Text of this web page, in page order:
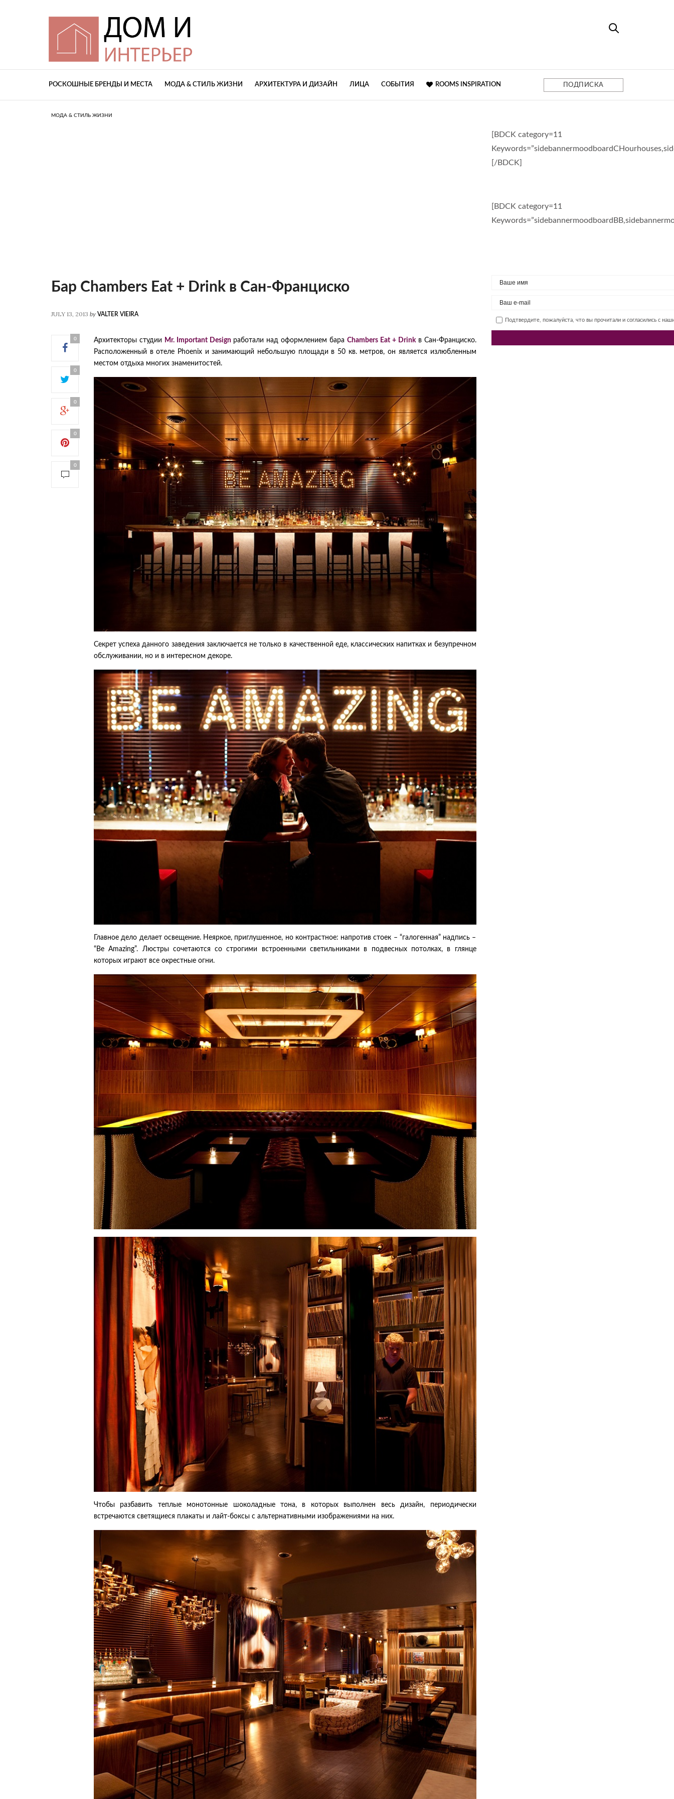
РОСКОШНЫЕ БРЕНДЫ И МЕСТА МОДА & СТИЛЬ ЖИЗНИ АРХИТЕКТУРА И ДИЗАЙН ЛИЦА СОБЫТИЯ ROOMS INSPIRATION ПОДПИСКА
МОДА & СТИЛЬ ЖИЗНИ
Бар Chambers Eat + Drink в Сан-Франциско
JULY 13, 2013 by VALTER VIEIRA
0
0
0
0
0
Архитекторы студии Mr. Important Designработали над оформлением бараChambers Eat + Drinkв Сан-Франциско.
Расположенный в отеле Phoenix и занимающий небольшую площади в 50 кв. метров, он является излюбленным
местом отдыха многих знаменитостей.
Секрет успеха данного заведения заключается не только в качественной еде, классических напитках и безупречном
обслуживании, но и в интересном декоре.
Главное дело делает освещение. Неяркое, приглушенное, но контрастное: напротив стоек – “галогенная” надпись –
“Be Amazing”. Люстры сочетаются со строгими встроенными светильниками в подвесных потолках, в глянце
которых играют все окрестные огни.
Чтобы разбавить теплые монотонные шоколадные тона, в которых выполнен весь дизайн, периодически
встречаются светящиеся плакаты и лайт-боксы с альтернативными изображениями на них.
[BDCK category=11
[/BDCK]
[BDCK category=11
Подтвердите, пожалуйста, что вы прочитали и согласились с